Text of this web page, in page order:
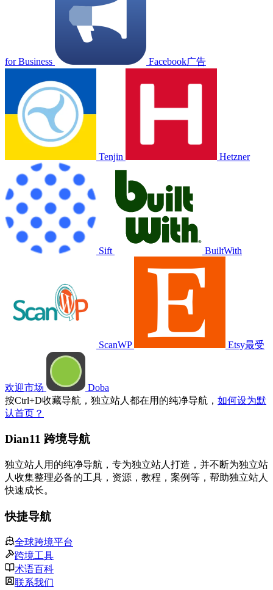
for Business Facebook广告
Tenjin Hetzner
Sift BuiltWith
ScanWP Etsy最受
欢迎市场
Doba
按Ctrl+D收藏导航，独立站人都在用的纯净导航， 如何设为默
认首页？
Dian11 跨境导航
独立站人用的纯净导航，专为独立站人打造，并不断为独立站
人收集整理必备的工具，资源，教程，案例等，帮助独立站人
快速成长。
快捷导航
全球跨境平台
跨境工具
术语百科
联系我们